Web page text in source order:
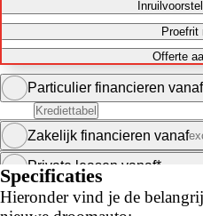
Proefrit
Offerte
Particulier financieren vanaf
Krediettabel
Zakelijk financieren vanaf
Private leasen vanaf*
Specificaties
Hieronder vind je de